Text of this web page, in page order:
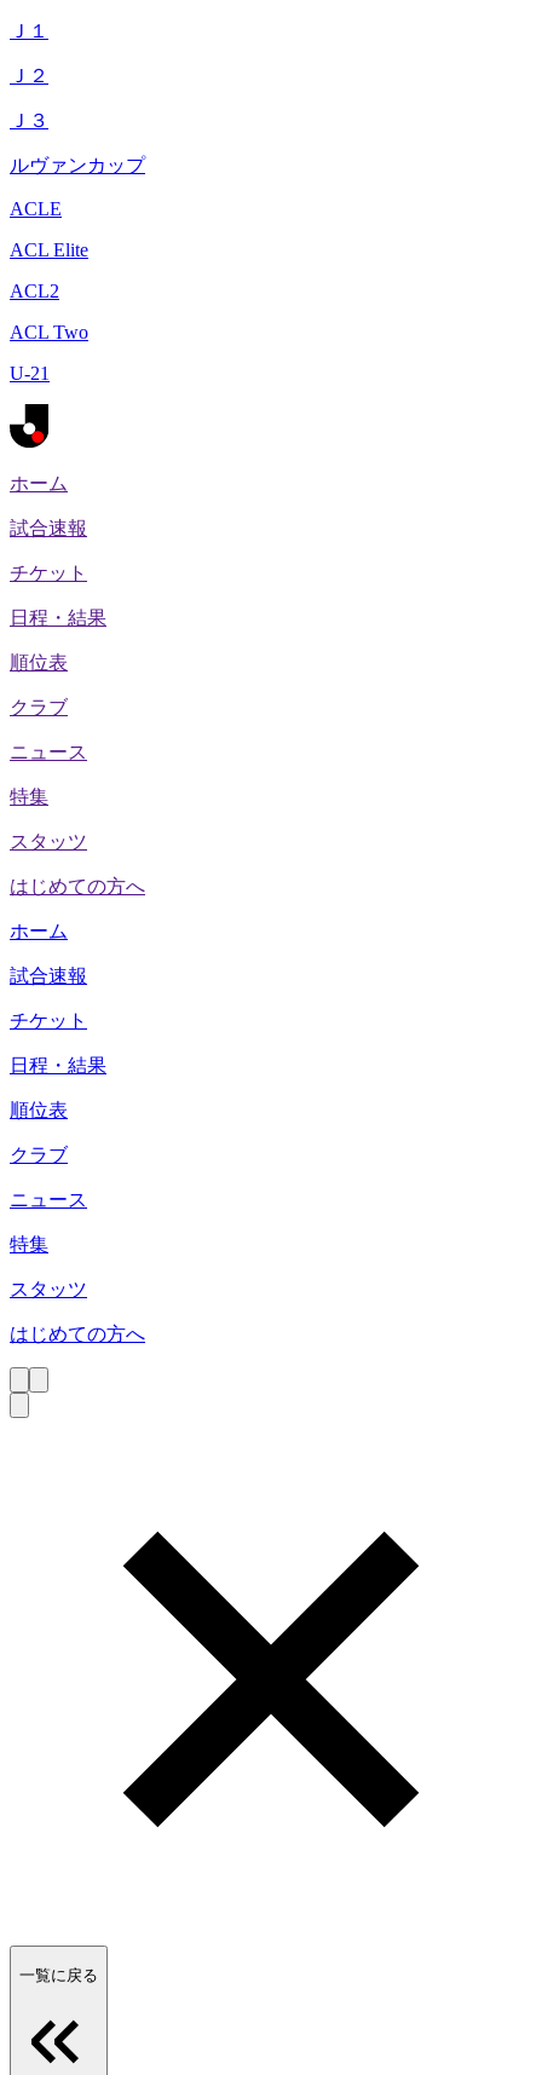
Ｊ１
Ｊ２
Ｊ３
ルヴァンカップ
ACLE
ACL Elite
ACL2
ACL Two
U-21
ホーム
試合速報
チケット
日程・結果
順位表
クラブ
ニュース
特集
スタッツ
はじめての方へ
ホーム
試合速報
チケット
日程・結果
順位表
クラブ
ニュース
特集
スタッツ
はじめての方へ
一覧に戻る